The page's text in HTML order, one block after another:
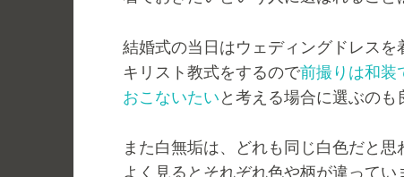
結婚式の当日はウェディングドレスを
キリスト教式をするので前撮りは和装
おこないたいと考える場合に選ぶのも
また白無垢は、どれも同じ白色だと思
よく見るとそれぞれ色や柄が違ってい